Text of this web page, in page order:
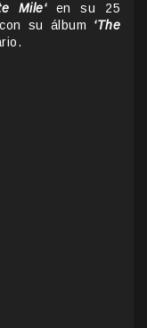
Mile‘en su 25
su álbum ‘The